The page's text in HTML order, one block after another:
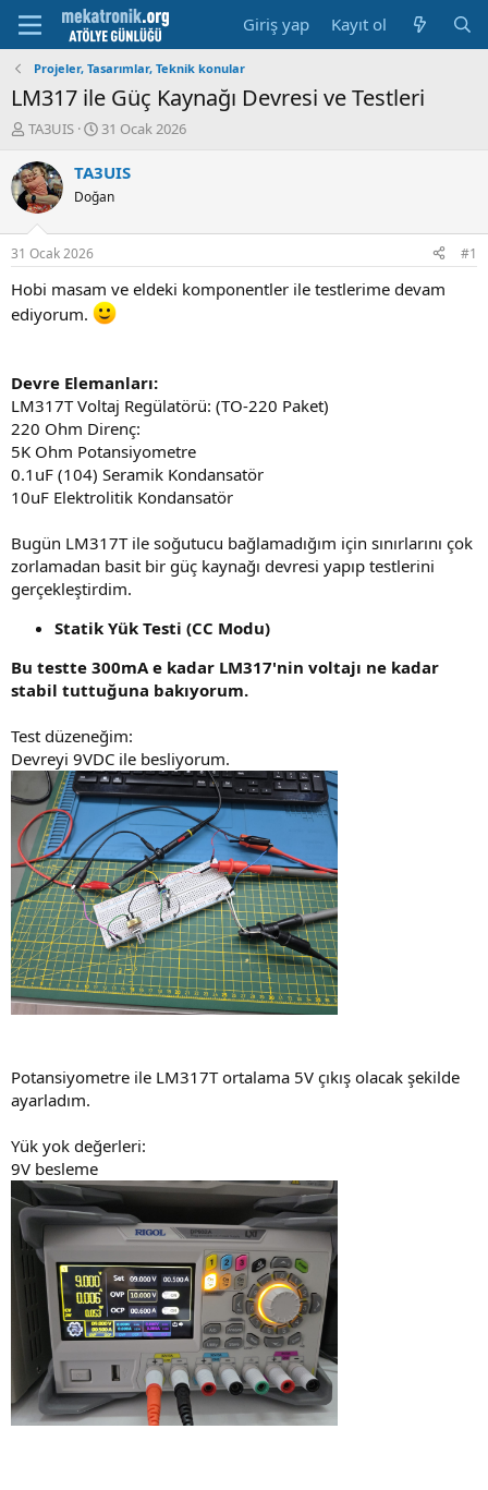
Giriş yap Kayıt ol
Projeler, Tasarımlar, Teknik konular
LM317 ile Güç Kaynağı Devresi ve Testleri
K
n
u
y
u
b
a
ş
l
a
n
TA3UIS
B
ş
a
t
a
r
i
31 Ocak 2026
TA3UIS
Doğan
31 Ocak 2026 #1
Hobi masam ve eldeki komponentler ile testlerime devam
ediyorum.
Devre Elemanları:
LM317T Voltaj Regülatörü: (TO-220 Paket)
220 Ohm Direnç:
5K Ohm Potansiyometre
0.1uF (104) Seramik Kondansatör
10uF Elektrolitik Kondansatör
Bugün LM317T ile soğutucu bağlamadığım için sınırlarını çok
zorlamadan basit bir güç kaynağı devresi yapıp testlerini
gerçekleştirdim.
Statik Yük Testi (CC Modu)
Bu testte 300mA e kadar LM317'nin voltajı ne kadar
stabil tuttuğuna bakıyorum.
Test düzeneğim:
Devreyi 9VDC ile besliyorum.
Potansiyometre ile LM317T ortalama 5V çıkış olacak şekilde
ayarladım.
Yük yok değerleri:
9V besleme